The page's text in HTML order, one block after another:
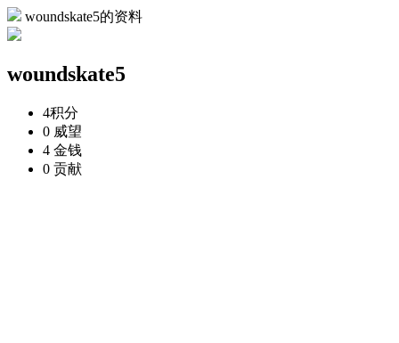
woundskate5的资料
woundskate5
4积分
0 威望
4 金钱
0 贡献